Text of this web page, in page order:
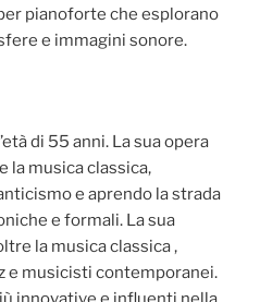
pianoforte che esplorano
e immagini sonore.
di 55 anni. La sua opera
musica classica,
e aprendo la strada
e formali. La sua
la musica classica ,
e musicisti contemporanei.